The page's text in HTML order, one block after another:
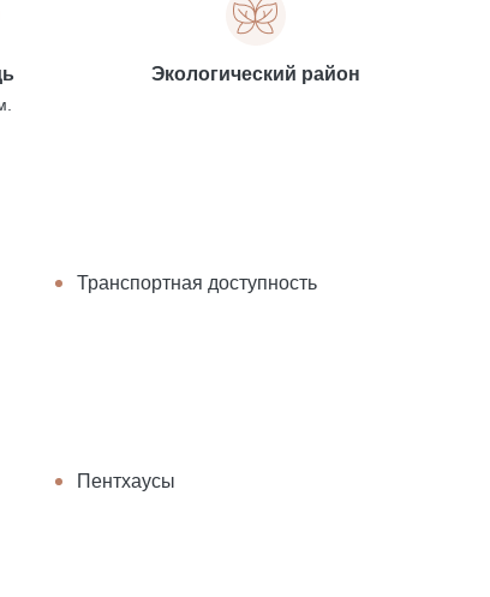
Экологический район
Транспортная доступность
Пентхаусы